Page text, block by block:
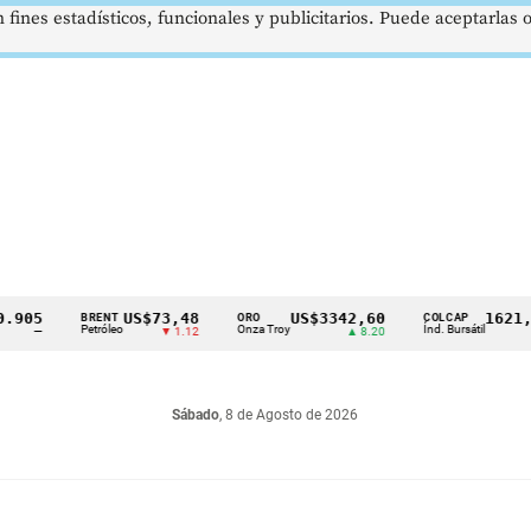
BRENT
Petróleo
US$73,48
▼ 1.12
ORO
Onza Troy
US$3342,60 COLCAP
Índ. Bursátil
1621,34
Sábado, 8 de Agosto de 2026
estadísticos, funcionales y publicitarios. Puede aceptarlas